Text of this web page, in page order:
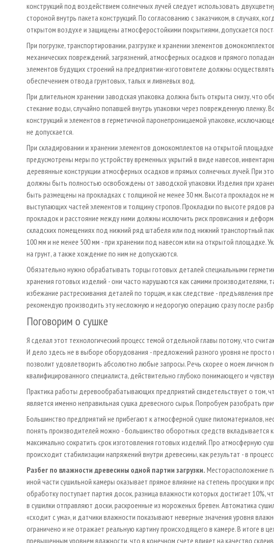
конструкций под воздействием солнечных лучей следует использовать
стороной внутрь пакета конструкций. По согласованию с заказчиком, в случаях,
открытом воздухе и защищены атмосферостойкими покрытиями, допускается
При погрузке, транспортировании, разгрузке и хранении элементов
механических повреждений, загрязнений, атмосферных осадков и прямого
элементов будущих строений на предприятии-изготовителе должны
обеспечением отвода грунтовых, талых и ливневых вод.
При длительном хранении заводская упаковка должна быть открыта снизу, что
стекание воды, случайно попавшей внутрь упаковки через поврежденную пленку.
конструкций и элементов в герметичной паронепроницаемой упаковке,
не допускается.
При складировании и хранении элементов домокомплектов на открытой
предусмотрены меры по устройству временных укрытий в виде навесов,
деревянные конструкции атмосферных осадков и прямых солнечных лучей. При
должны быть полностью освобождены от заводской упаковки. Изделия при
быть размещены на прокладках с толщиной не менее 30 мм. Высота прокладок
выступающих частей элементов и толщину стропов. Прокладки по высоте рядов
прокладок и расстояние между ними должны исключить риск провисания и
складских помещениях под нижний ряд штабеля или под нижний транспортный
100 мм и не менее 500 мм - при хранении под навесом или на открытой площадке.
на грунт, а также хождение по ним не допускаются.
Обязательно нужно обрабатывать торцы готовых деталей специальными
хранения готовых изделий - они часто нарушаются как самими производителями,
избежание растрескивания деталей по торцам, и как следствие - предъявления
рекомендую производить эту несложную и недорогую операцию сразу после
Поговорим о сушке
Я сделал этот технологический процесс темой отдельной главы потому, что
И дело здесь не в выборе оборудования - предложений разного уровня не просто
позволит удовлетворить абсолютно любые запросы. Речь скорее о моем личном
квалифицированного специалиста, действительно глубоко понимающего и
Практика работы деревообрабатывающих предприятий свидетельствует о том,
является именно неправильная сушка древесного сырья. Попробуем разобрать
Большинство предприятий не прибегают к атмосферной сушке пиломатериалов,
понять производителей можно - большинство оборотных средств вкладывается
максимально сократить срок изготовления готовых изделий. Про атмосферную
происходит стабилизации напряжений внутри древесины, как результат - в
Разбег по влажности древесины одной партии загрузки. Месторасположение
иной части сушильной камеры оказывает прямое влияние на степень просушки и
обработку поступает партия досок, разница влажности которых достигает 10%,
в сушилки отправляют доски, раскроенные из мороженых бревен. Автоматика
«сходит с ума», и датчики влажности показывают неверные значения уровня
ограничено и не отражает реальную картину происходящего в камере. В итоге в
превышенным уровнем влажности, что в конечном счете влияет на качество